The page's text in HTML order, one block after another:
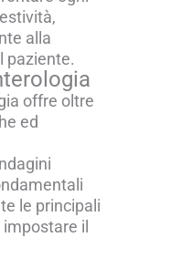
alla
paziente.
offre oltre
ed
le principali
il